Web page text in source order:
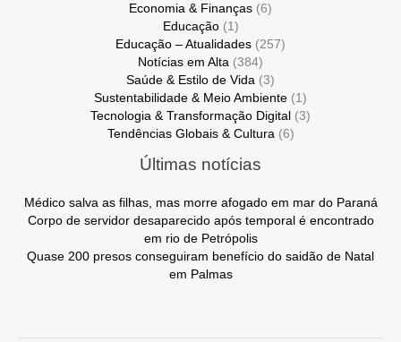
Economia & Finanças (6)
Educação(1)
Educação – Atualidades (257)
Notícias em Alta (384)
Saúde & Estilo de Vida (3)
Sustentabilidade & Meio Ambiente (1)
Tecnologia & Transformação Digital (3)
Tendências Globais & Cultura (6)
Últimas notícias
Médico salva as filhas, mas morre afogado em mar do Paraná
Corpo de servidor desaparecido após temporal é encontrado
em rio de Petrópolis
Quase 200 presos conseguiram benefício do saidão de Natal
em Palmas